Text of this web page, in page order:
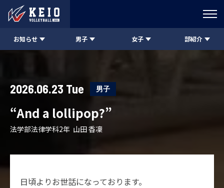
お知らせ 男子 女子 部紹介
2026.06.23 Tue 男子
“And a lollipop?”
法学部法律学科2年 山田 香凜
日頃よりお世話になっております。